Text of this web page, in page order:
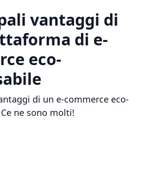
vantaggi di
di e-
eco-
di un e-commerce eco-
ne sono molti!